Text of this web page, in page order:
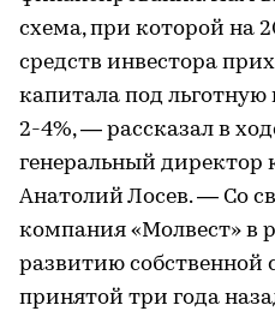
схема, при которой на
средств инвестора
капитала под льготную
2-4%, — рассказал в
генеральный директор
Анатолий Лосев. — Со
компания «Молвест» в
развитию собственной
принятой три года